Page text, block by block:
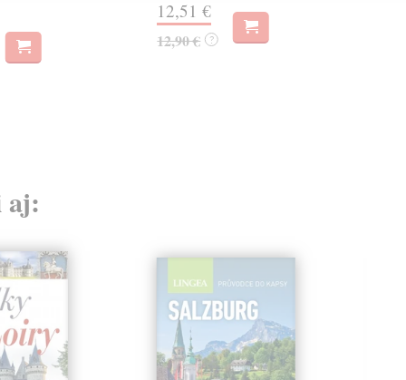
12,51 €
12,90 € ?
aj: